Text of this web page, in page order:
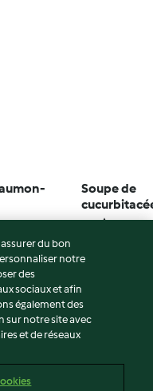
Soupe de
chorizo
4.7 (186)
du bon
notre
des
sociaux et afin
également des
sur notre site avec
et de réseaux